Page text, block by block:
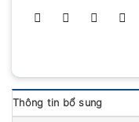
Thông tin bổ sung